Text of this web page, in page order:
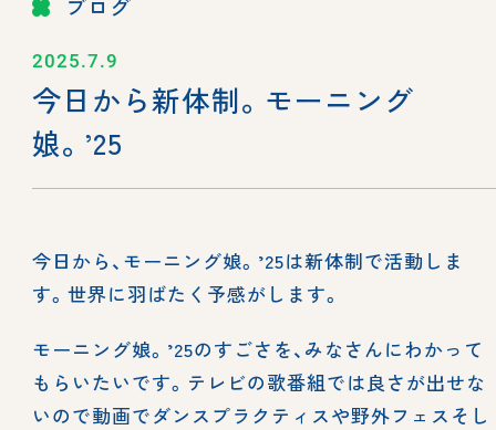
ブログ
2025.7.9
今日から新体制。モーニング
娘。’25
今日から、モーニング娘。’25は新体制で活動しま
す。世界に羽ばたく予感がします。
モーニング娘。’25のすごさを、みなさんにわかって
もらいたいです。テレビの歌番組では良さが出せな
いので動画でダンスプラクティスや野外フェスそし